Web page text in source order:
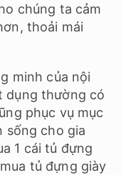
chúng ta cảm
thoải mái
minh của nội
dụng thường có
phục vụ mục
sống cho gia
1 cái tủ đựng
tủ đựng giày